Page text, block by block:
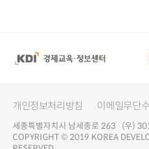
개인정보처리방침 이메일무단
세종특별자치시 남세종로 263 (우)
COPYRIGHT © 2019 KOREA